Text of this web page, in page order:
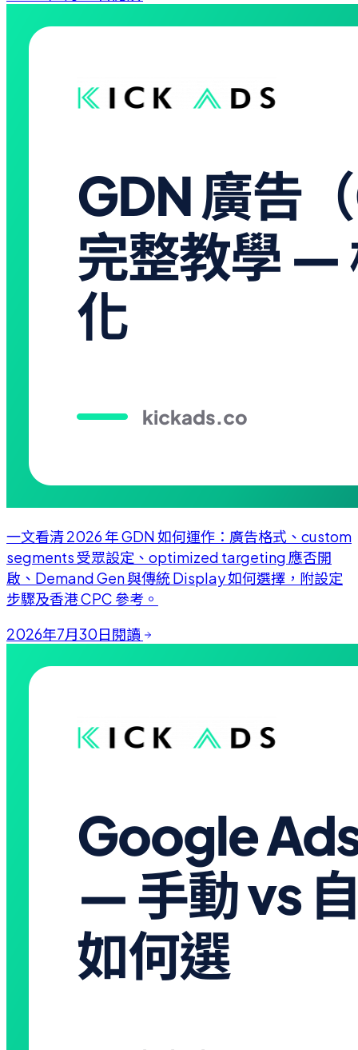
一文看清 2026 年 GDN 如何運作：廣告格式、custom
segments 受眾設定、optimized targeting 應否開
啟、Demand Gen 與傳統 Display 如何選擇，附設定
步驟及香港 CPC 參考。
2026年7月30日閱讀